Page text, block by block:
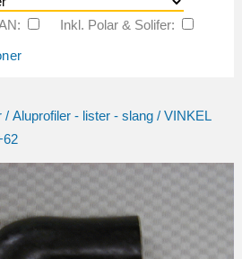
Inkl. Polar & Solifer:
/ Aluprofiler - lister - slang/ VINKEL